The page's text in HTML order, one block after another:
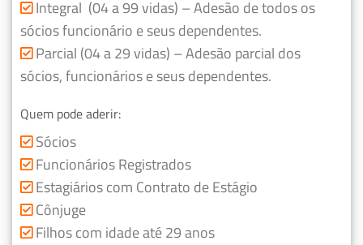
Integral (04 a 99 vidas) – Adesão de todos os
sócios funcionário e seus dependentes.
Parcial (04 a 29 vidas) – Adesão parcial dos
sócios, funcionários e seus dependentes.
Quem pode aderir:
Sócios
Funcionários Registrados
Estagiários com Contrato de Estágio
Cônjuge
Filhos com idade até 29 anos